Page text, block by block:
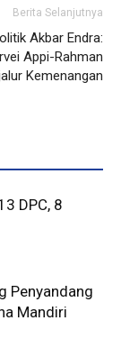
Berita Selanjutnya
Akbar Endra:
Appi-Rahman
Kemenangan
DPC, 8
Penyandang
Mandiri